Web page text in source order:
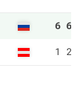
6 6
1 2